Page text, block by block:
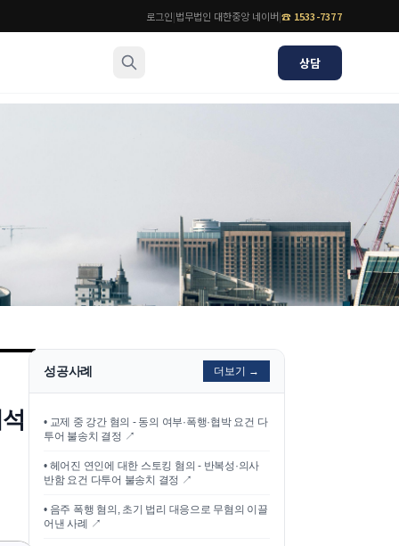
로그인|법무법인 대한중앙 네이버|☎ 1533-7377
상담
법률 블로그
법률서식
뉴스레터/브로슈어
성공사례 더보기 →
• 교제 중 강간 혐의 - 동의 여부·폭행·협박 요건 다
투어 불송치 결정 ↗
• 헤어진 연인에 대한 스토킹 혐의 - 반복성·의사
반함 요건 다투어 불송치 결정 ↗
• 음주 폭행 혐의, 초기 법리 대응으로 무혐의 이끌
어낸 사례
↗